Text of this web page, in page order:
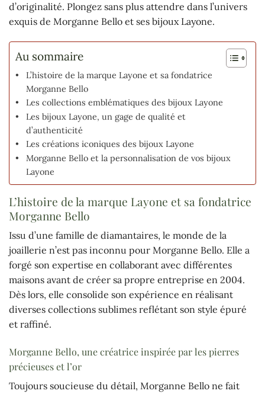
d’originalité. Plongez sans plus attendre dans l’univers
exquis de Morganne Bello et ses bijoux Layone.
Au sommaire
L’histoire de la marque Layone et sa fondatrice
Morganne Bello
Les collections emblématiques des bijoux Layone
Les bijoux Layone, un gage de qualité et
d’authenticité
Les créations iconiques des bijoux Layone
Morganne Bello et la personnalisation de vos bijoux
Layone
L’histoire de la marque Layone et sa fondatrice
Morganne Bello
Issu d’une famille de diamantaires, le monde de la
joaillerie n’est pas inconnu pour Morganne Bello. Elle a
forgé son expertise en collaborant avec différentes
maisons avant de créer sa propre entreprise en 2004.
Dès lors, elle consolide son expérience en réalisant
diverses collections sublimes reflétant son style épuré
et raffiné.
Morganne Bello, une créatrice inspirée par les pierres
précieuses et l’or
Toujours soucieuse du détail, Morganne Bello ne fait